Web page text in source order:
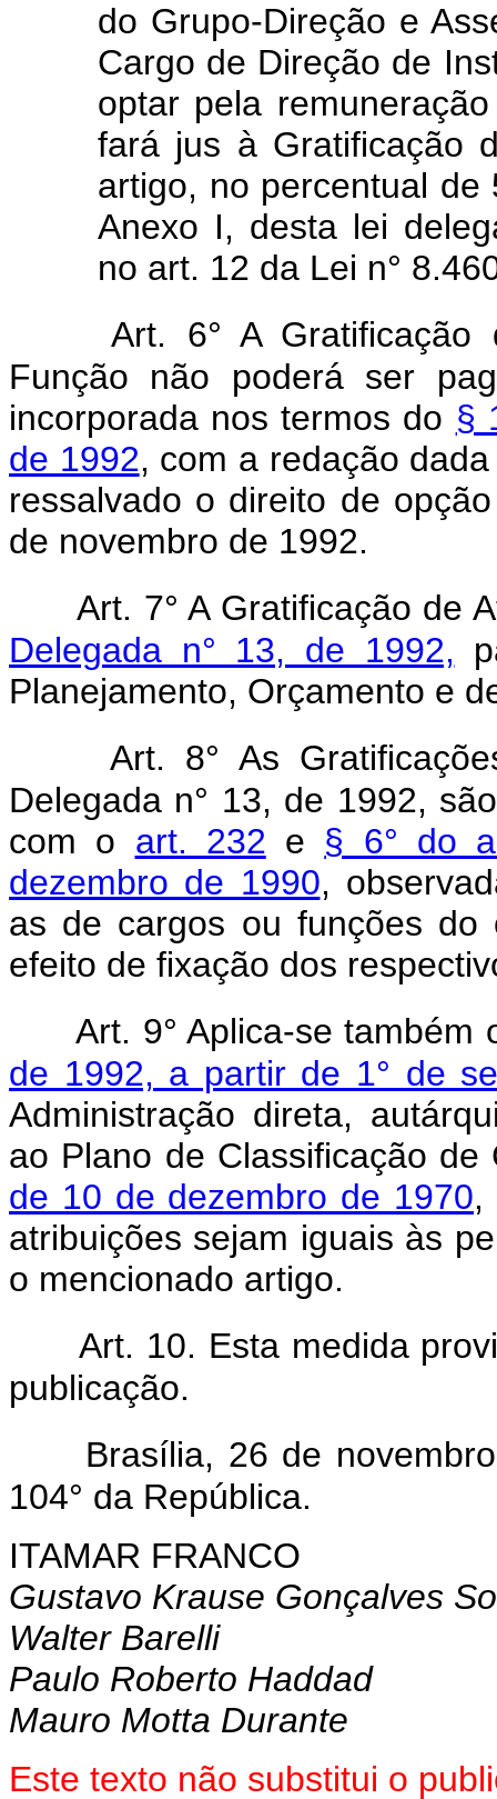
do Grupo-Direção e
Cargo de Direção de
optar pela
fará jus à Gratificação
artigo, no percentual de
Anexo I, desta lei
no art. 12 da Lei n°
Art. 6° A Gratificação
Função não poderá ser
incorporada nos termos do §
de 1992, com a redação
ressalvado o direito de
de novembro de 1992.
Art. 7° A Gratificação de
Delegada n° 13, de 1992,
Planejamento, Orçamento e
Art. 8° As
Delegada n° 13, de 1992,
com o art. 232 e § 6° do
dezembro de 1990,
as de cargos ou funções do
efeito de fixação dos
Art. 9° Aplica-se
de 1992, a partir de 1° de
Administração direta,
ao Plano de Classificação
de 10 de dezembro de 1970,
atribuições sejam iguais às
o mencionado artigo.
Art. 10. Esta medida
publicação.
Brasília, 26 de
104° da República.
ITAMAR FRANCO
Gustavo Krause Gonçalves
Walter Barelli
Paulo Roberto Haddad
Mauro Motta Durante
Este texto não substitui o